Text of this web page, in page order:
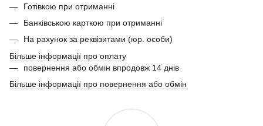
Готівкою при отриманні
Банківською карткою при отриманні
На рахунок за реквізитами (юр. особи)
Більше інформації про оплату
повернення або обмін впродовж 14 днів
Більше інформації про повернення або обмін